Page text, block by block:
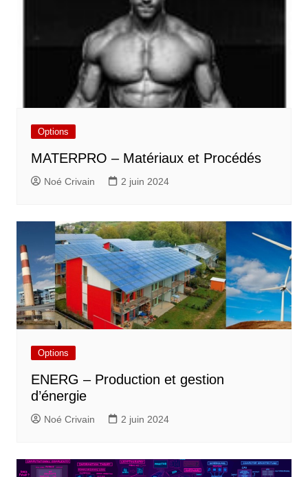
Options
MATERPRO – Matériaux et Procédés
Noé Crivain 2 juin 2024
Options
ENERG – Production et gestion
d’énergie
Noé Crivain 2 juin 2024